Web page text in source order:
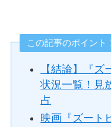
この記事のポイント
【結論】『
状況一覧！見
占
映画『ズート